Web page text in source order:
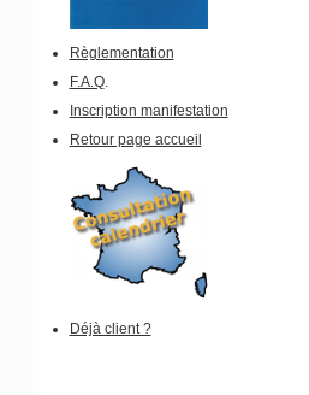
Règlementation
F.A.Q.
Inscription manifestation
Retour page accueil
Déjà client ?